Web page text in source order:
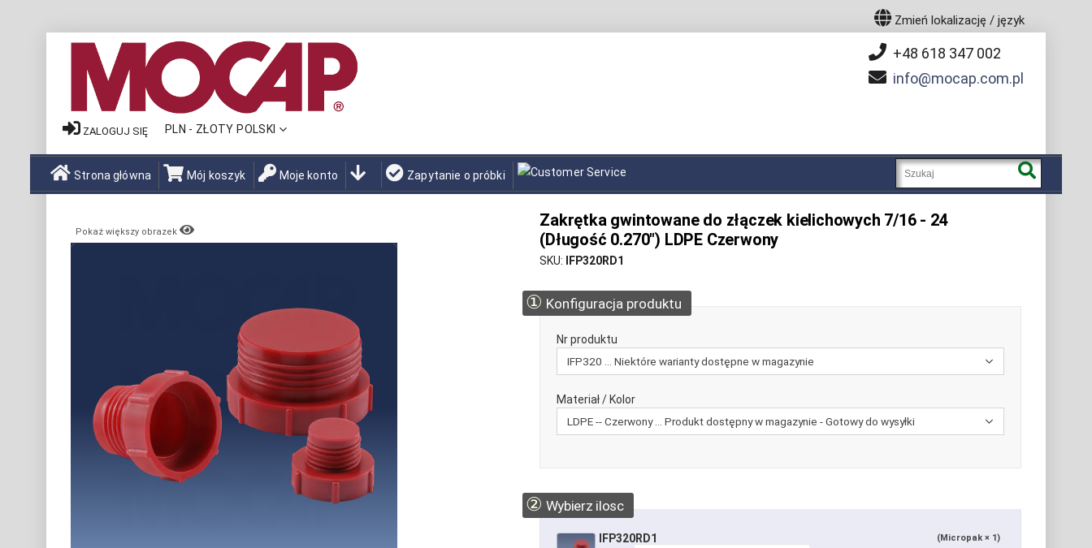
Zmień lokalizację / język
+48 618 347 002
info
mocap.com.pl
ZALOGUJ SIĘ WALUTA
PLN - ZŁOTY POLSKI
Strona główna Mój koszyk Moje konto Zapytanie o próbki
Zakrętka gwintowane do złączek kielichowych 7/16 - 24
(Długość 0.270") LDPE Czerwony
SKU IFP320RD1
① Konfiguracja produktu
Nr produktu
Materiał / Kolor
② Wybierz ilosc
IFP320RD1 (Micropak × 1)
Pokaż większy obrazek